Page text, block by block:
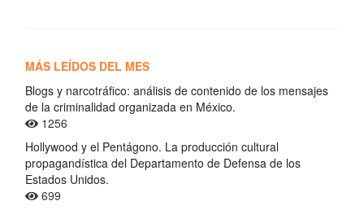
MÁS LEÍDOS DEL MES
Blogs y narcotráfico: análisis de contenido de los mensajes
de la criminalidad organizada en México.
1256
Hollywood y el Pentágono. La producción cultural
propagandística del Departamento de Defensa de los
Estados Unidos.
699